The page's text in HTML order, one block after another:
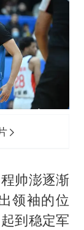
帅澎逐渐
领袖的位
到稳定军